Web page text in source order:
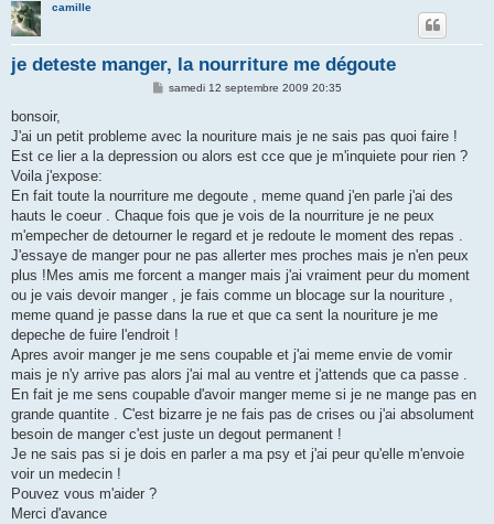
camille
je deteste manger, la nourriture me dégoute
M
a
g
samedi 12 septembre 2009 20:35
bonsoir,
J'ai un petit probleme avec la nouriture mais je ne sais pas quoi faire !
Est ce lier a la depression ou alors est cce que je m'inquiete pour rien ?
Voila j'expose:
En fait toute la nourriture me degoute , meme quand j'en parle j'ai des
hauts le coeur . Chaque fois que je vois de la nourriture je ne peux
m'empecher de detourner le regard et je redoute le moment des repas .
J'essaye de manger pour ne pas allerter mes proches mais je n'en peux
plus !Mes amis me forcent a manger mais j'ai vraiment peur du moment
ou je vais devoir manger , je fais comme un blocage sur la nouriture ,
meme quand je passe dans la rue et que ca sent la nouriture je me
depeche de fuire l'endroit !
Apres avoir manger je me sens coupable et j'ai meme envie de vomir
mais je n'y arrive pas alors j'ai mal au ventre et j'attends que ca passe .
En fait je me sens coupable d'avoir manger meme si je ne mange pas en
grande quantite . C'est bizarre je ne fais pas de crises ou j'ai absolument
besoin de manger c'est juste un degout permanent !
Je ne sais pas si je dois en parler a ma psy et j'ai peur qu'elle m'envoie
voir un medecin !
Pouvez vous m'aider ?
Merci d'avance